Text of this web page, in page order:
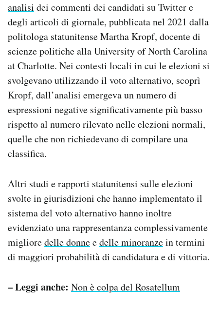
analisi dei commenti dei candidati su Twitter e
degli articoli di giornale, pubblicata nel 2021 dalla
politologa statunitense Martha Kropf, docente di
scienze politiche alla University of North Carolina
at Charlotte. Nei contesti locali in cui le elezioni si
svolgevano utilizzando il voto alternativo, scoprì
Kropf, dall’analisi emergeva un numero di
espressioni negative significativamente più basso
rispetto al numero rilevato nelle elezioni normali,
quelle che non richiedevano di compilare una
classifica.
Altri studi e rapporti statunitensi sulle elezioni
svolte in giurisdizioni che hanno implementato il
sistema del voto alternativo hanno inoltre
evidenziato una rappresentanza complessivamente
miglioredelle donneedelle minoranzein termini
di maggiori probabilità di candidatura e di vittoria.
– Leggi anche: Non è colpa del Rosatellum